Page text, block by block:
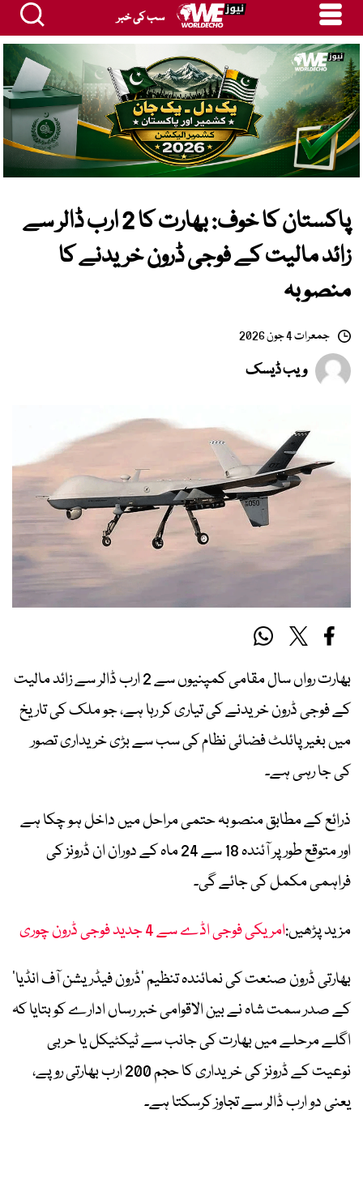
سب کی خبر
پاکستان کا خوف: بھارت کا 2 ارب ڈالر سے
زائد مالیت کے فوجی ڈرون خریدنے کا
منصوبہ
جمعرات 4 جون 2026
ویب ڈیسک
بھارت رواں سال مقامی کمپنیوں سے 2 ارب ڈالر سے زائد مالیت
کے فوجی ڈرون خریدنے کی تیاری کر رہا ہے، جو ملک کی تاریخ
میں بغیر پائلٹ فضائی نظام کی سب سے بڑی خریداری تصور
کی جا رہی ہے۔
ذرائع کے مطابق منصوبہ حتمی مراحل میں داخل ہو چکا ہے
اور متوقع طور پر آئندہ 18 سے 24 ماہ کے دوران ان ڈرونز کی
فراہمی مکمل کی جائے گی۔
مزید پڑھیں:امریکی فوجی اڈے سے 4 جدید فوجی ڈرون چوری
بھارتی ڈرون صنعت کی نمائندہ تنظیم ’ڈرون فیڈریشن آف انڈیا‘
کے صدر سمت شاہ نے بین الاقوامی خبر رساں ادارے کو بتایا کہ
اگلے مرحلے میں بھارت کی جانب سے ٹیکٹیکل یا حربی
نوعیت کے ڈرونز کی خریداری کا حجم 200 ارب بھارتی روپے،
یعنی دو ارب ڈالر سے تجاوز کرسکتا ہے۔